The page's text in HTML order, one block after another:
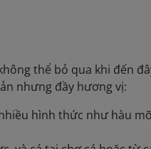
thể bỏ qua khi đến
nhưng đầy hương vị:
hình thức như hàu